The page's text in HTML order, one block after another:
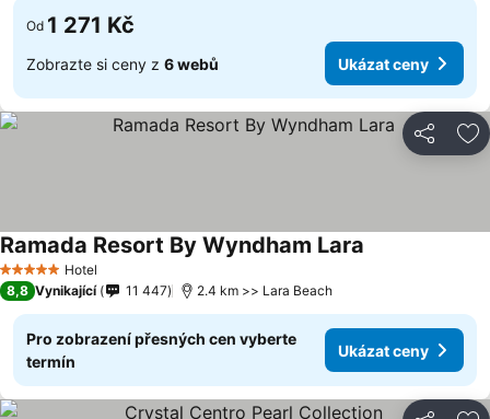
Od 1 271 Kč
Zobrazte si ceny z 6 webů Ukázat ceny
Sdílet
5 Počet hvězdiček
Hotel
Ramada Resort By Wyndham Lara
8,8 Vynikající 11 447 2.4 km >> Lara Beach
Pro zobrazení přesných cen vyberte
termín
Ukázat ceny